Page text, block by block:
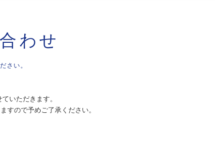
わせ
さい。
いただきます。
すので予めご了承ください。